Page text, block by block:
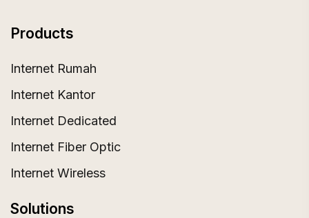
Products
Internet Rumah
Internet Kantor
Internet Dedicated
Internet Fiber Optic
Internet Wireless
Solutions